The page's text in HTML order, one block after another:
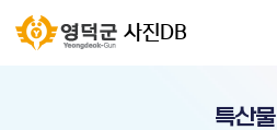
사진DB
특산물